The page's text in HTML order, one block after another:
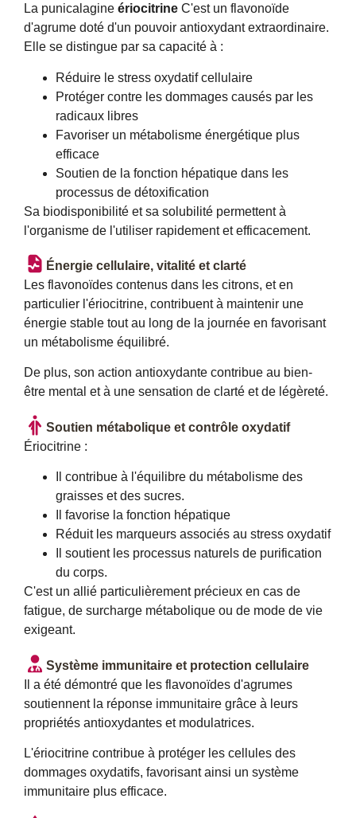
La punicalagine ériocitrine C'est un flavonoïde
d'agrume doté d'un pouvoir antioxydant extraordinaire.
Elle se distingue par sa capacité à :
Réduire le stress oxydatif cellulaire
Protéger contre les dommages causés par les
radicaux libres
Favoriser un métabolisme énergétique plus
efficace
Soutien de la fonction hépatique dans les
processus de détoxification
Sa biodisponibilité et sa solubilité permettent à
l'organisme de l'utiliser rapidement et efficacement.
Énergie cellulaire, vitalité et clarté
Les flavonoïdes contenus dans les citrons, et en
particulier l'ériocitrine, contribuent à maintenir une
énergie stable tout au long de la journée en favorisant
un métabolisme équilibré.
De plus, son action antioxydante contribue au bien-
être mental et à une sensation de clarté et de légèreté.
Soutien métabolique et contrôle oxydatif
Ériocitrine :
Il contribue à l'équilibre du métabolisme des
graisses et des sucres.
Il favorise la fonction hépatique
Réduit les marqueurs associés au stress oxydatif
Il soutient les processus naturels de purification
du corps.
C'est un allié particulièrement précieux en cas de
fatigue, de surcharge métabolique ou de mode de vie
exigeant.
Système immunitaire et protection cellulaire
Il a été démontré que les flavonoïdes d'agrumes
soutiennent la réponse immunitaire grâce à leurs
propriétés antioxydantes et modulatrices.
L'ériocitrine contribue à protéger les cellules des
dommages oxydatifs, favorisant ainsi un système
immunitaire plus efficace.